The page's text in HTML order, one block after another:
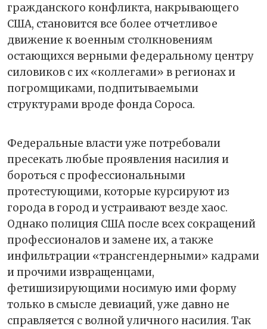
гражданского конфликта, накрывающего
США, становится все более отчетливое
движение к военным столкновениям
остающихся верными федеральному центру
силовиков с их «коллегами» в регионах и
погромщиками, подпитываемыми
структурами вроде фонда Сороса.
Федеральные власти уже потребовали
пресекать любые проявления насилия и
бороться с профессиональными
протестующими, которые курсируют из
города в город и устраивают везде хаос.
Однако полиция США после всех сокращений
профессионалов и замене их, а также
инфильтрации «трансгендерными» кадрами
и прочими извращенцами,
фетишизирующими носимую ими форму
только в смысле девиаций, уже давно не
справляется с волной уличного насилия. Так